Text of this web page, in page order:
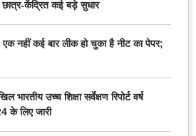
छात्र-केंद्रित कई बड़े सुधार
नहीं कई बार लीक हो चुका है नीट का पेपर;
उच्च शिक्षा सर्वेक्षण रिपोर्ट वर्ष
लिए जारी